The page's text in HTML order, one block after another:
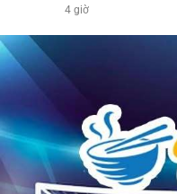
4 giờ